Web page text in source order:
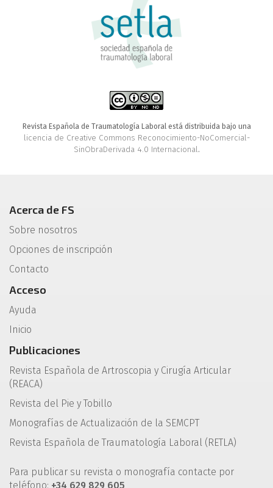
Revista Española de Traumatología Laboral está distribuida bajo una
licencia de Creative Commons Reconocimiento-NoComercial-
SinObraDerivada 4.0 Internacional.
Acerca de FS
Sobre nosotros
Opciones de inscripción
Contacto
Acceso
Ayuda
Inicio
Publicaciones
Revista Española de Artroscopia y Cirugía Articular
(REACA)
Revista del Pie y Tobillo
Monografías de Actualización de la SEMCPT
Revista Española de Traumatología Laboral (RETLA)
Para publicar su revista o monografía contacte por
teléfono: +34 629 829 605